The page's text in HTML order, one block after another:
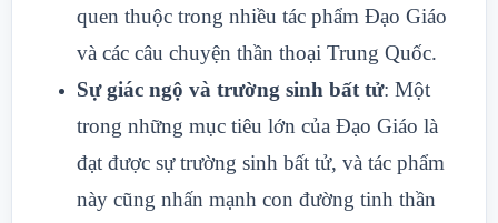
quen thuộc trong nhiều tác phẩm Đạo Giáo
và các câu chuyện thần thoại Trung Quốc.
Sự giác ngộ và trường sinh bất tử: Một
trong những mục tiêu lớn của Đạo Giáo là
đạt được sự trường sinh bất tử, và tác phẩm
này cũng nhấn mạnh con đường tinh thần